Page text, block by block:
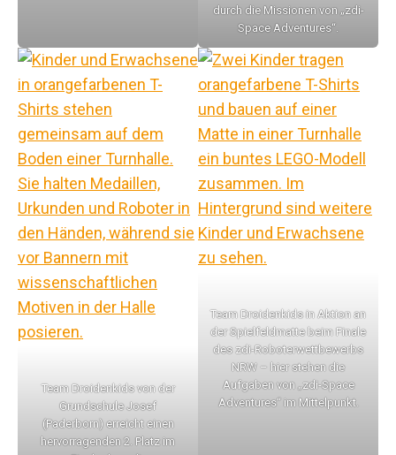
durch die Missionen von „zdi-
Space Adventures“.
Team Droidenkids von der
Grundschule Josef
(Paderborn) erreicht einen
hervorragenden 2. Platz im
Team Droidenkids in Aktion an
der Spielfeldmatte beim Finale
des zdi-Roboterwettbewerbs
NRW – hier stehen die
Aufgaben von „zdi-Space
Adventures“ im Mittelpunkt.